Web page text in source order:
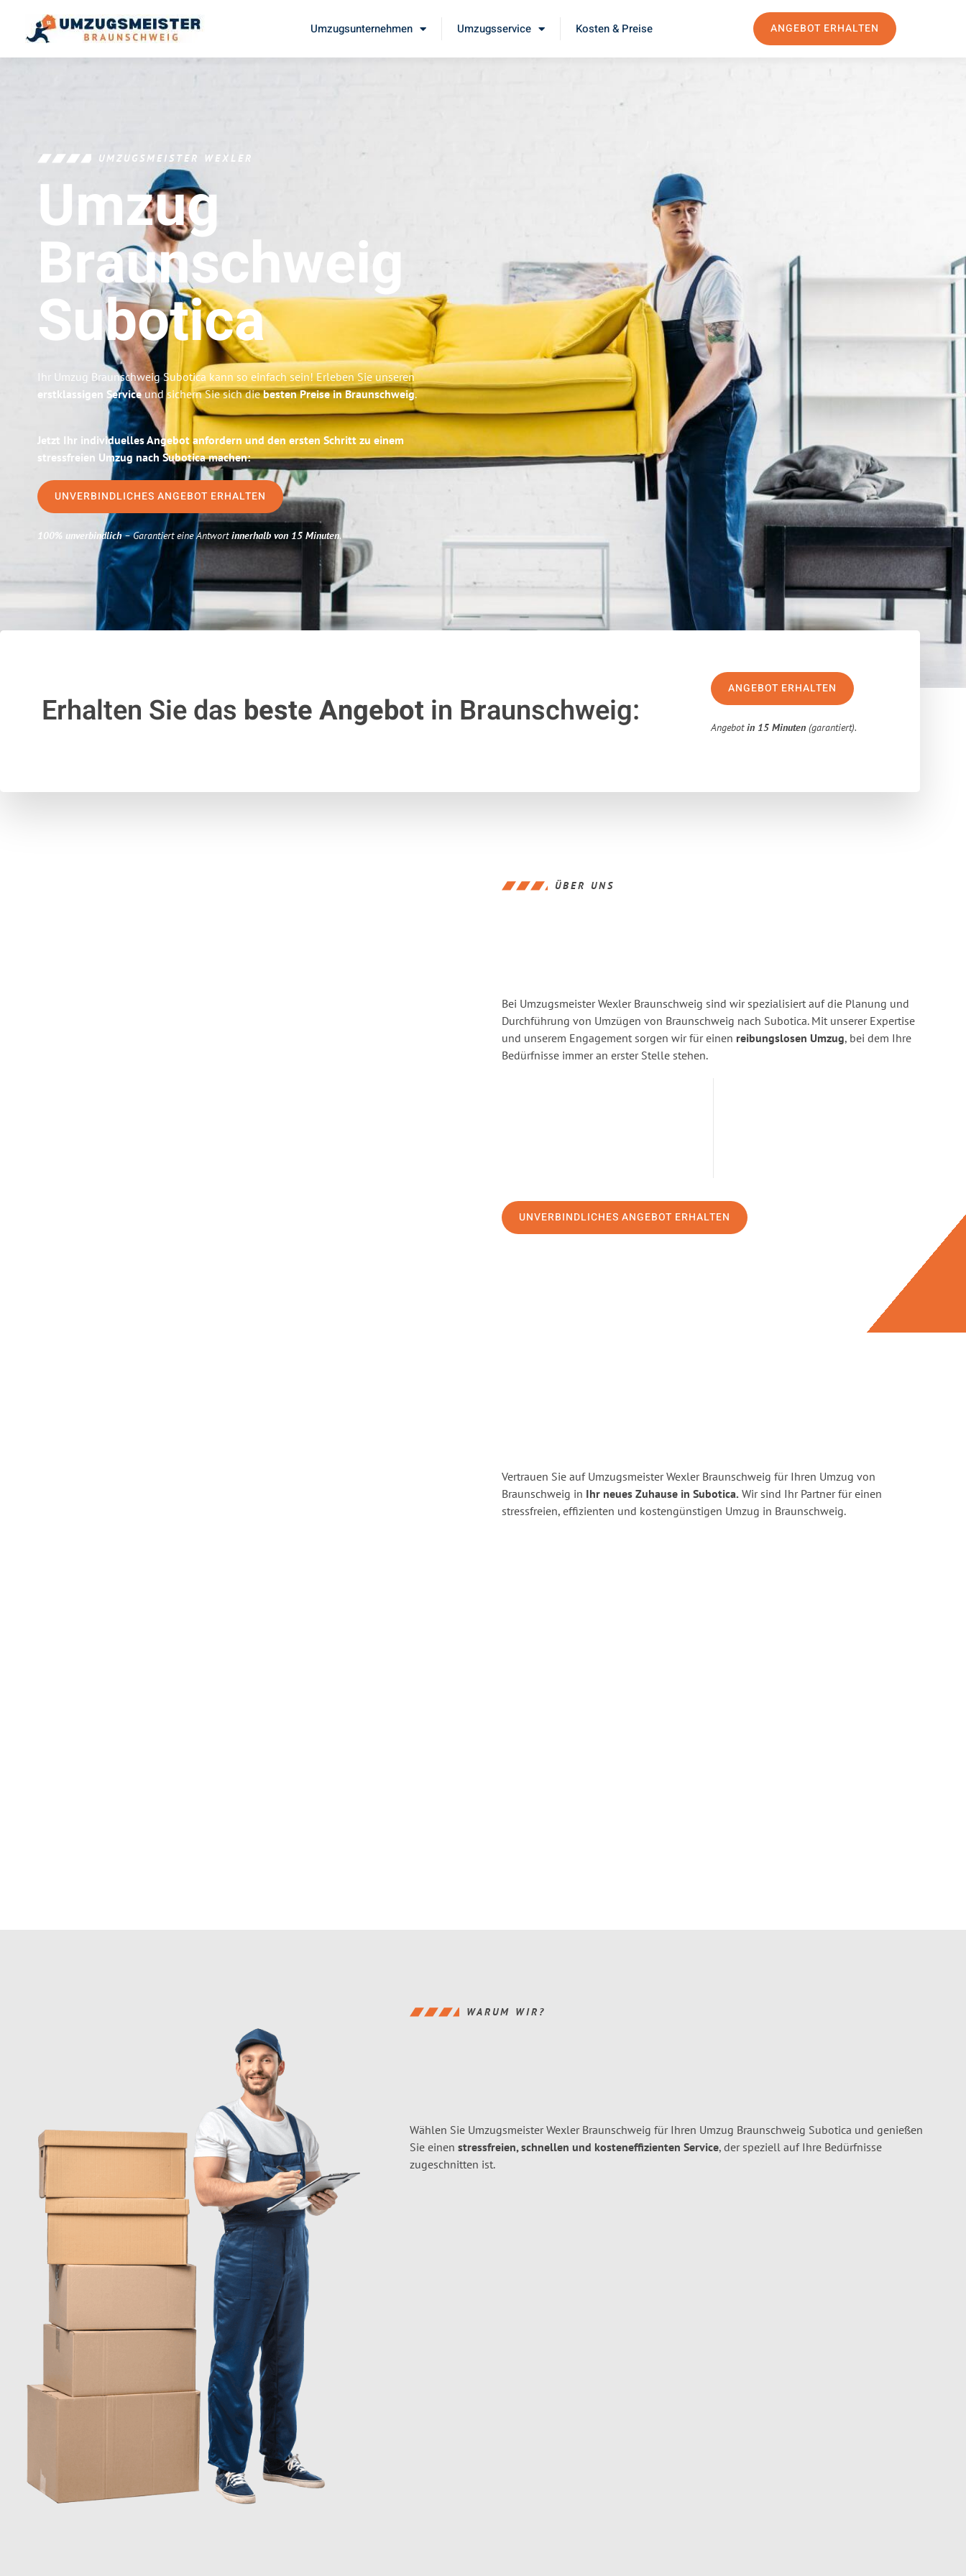
Umzugsunternehmen Umzugsservice Kosten & Preise ANGEBOT ERHALTEN
UMZUGSMEISTER WEXLER
Umzug
Braunschweig
Subotica
Ihr Umzug Braunschweig Subotica kann so einfach sein! Erleben Sie unseren
erstklassigen Serviceund sichern Sie sich diebesten Preise in Braunschweig.
Jetzt Ihr individuelles Angebot anfordern und den ersten Schritt zu einem
stressfreien Umzug nach Subotica machen:
UNVERBINDLICHES ANGEBOT ERHALTEN
100% unverbindlich– Garantiert eine Antwortinnerhalb von 15 Minuten.
Erhalten Sie das beste Angebotin Braunschweig:
ANGEBOT ERHALTEN
Angebotin 15 Minuten (garantiert).
ÜBER UNS
Bei Umzugsmeister Wexler Braunschweig sind wir spezialisiert auf die Planung und
Durchführung von Umzügen von Braunschweig nach Subotica. Mit unserer Expertise
und unserem Engagement sorgen wir für einen reibungslosen Umzug, bei dem Ihre
Bedürfnisse immer an erster Stelle stehen.
UNVERBINDLICHES ANGEBOT ERHALTEN
Vertrauen Sie auf Umzugsmeister Wexler Braunschweig für Ihren Umzug von
Braunschweig in Ihr neues Zuhause in Subotica. Wir sind Ihr Partner für einen
stressfreien, effizienten und kostengünstigen Umzug in Braunschweig.
WARUM WIR?
Wählen Sie Umzugsmeister Wexler Braunschweig für Ihren Umzug Braunschweig Subotica und genießen
Sie einen stressfreien, schnellen und kosteneffizienten Service, der speziell auf Ihre Bedürfnisse
zugeschnitten ist.